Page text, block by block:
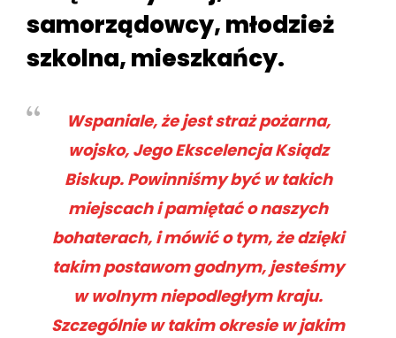
samorządowcy, młodzież
szkolna, mieszkańcy.
Wspaniale, że jest straż pożarna,
wojsko, Jego Ekscelencja Ksiądz
Biskup. Powinniśmy być w takich
miejscach i pamiętać o naszych
bohaterach, i mówić o tym, że dzięki
takim postawom godnym, jesteśmy
w wolnym niepodległym kraju.
Szczególnie w takim okresie w jakim